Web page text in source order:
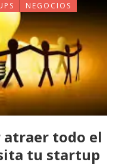
NEGOCIOS
atraer todo el
tu startup